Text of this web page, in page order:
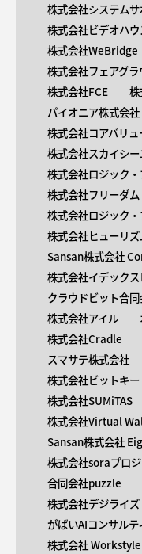
株式会社システム
株式会社ビデオハ
株式会社WeBridge
株式会社フェアグラ
株式会社FCE
パイオニア株式会社
株式会社コアバリュ
株式会社スカイシ
株式会社ロジック
株式会社フリーダム
株式会社ロジック
株式会社ヒューリ
Sansan株式会社
株式会社イデック
クラウドビット合
株式会社アイル
株式会社Cradle
スマサテ株式会社
株式会社ビットキー
株式会社SUMiTAS
株式会社Virtual
Sansan株式会社
株式会社soraプロ
合同会社puzzle
株式会社デジライズ
がばいAIコンサル
株式会社